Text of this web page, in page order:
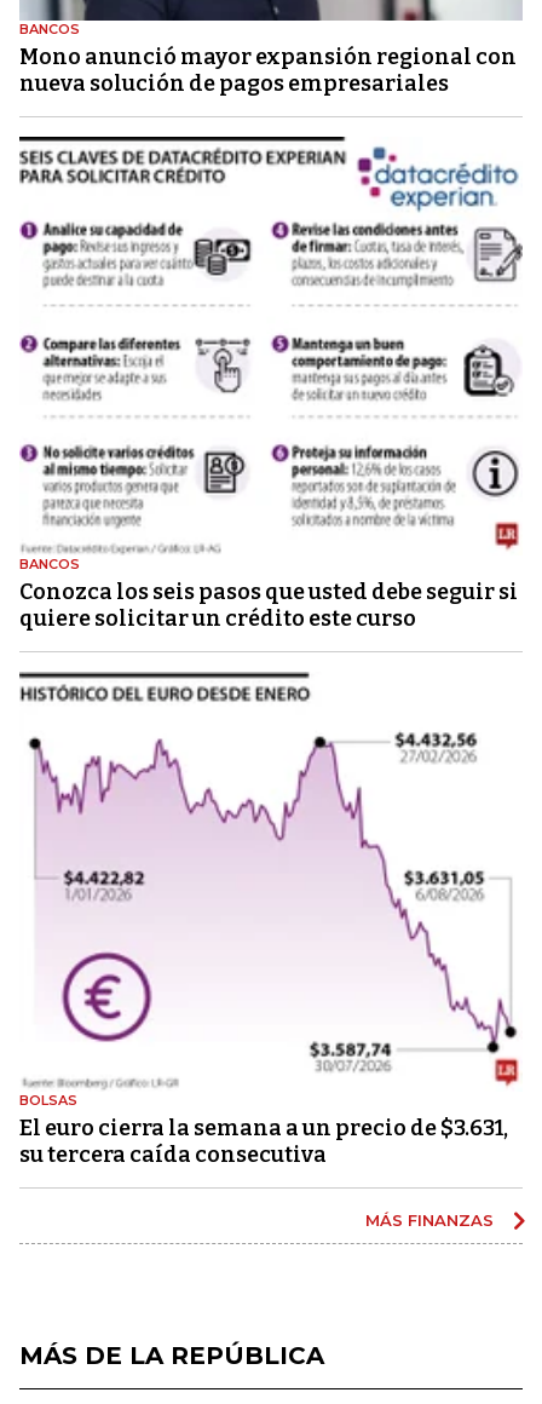
BANCOS
Mono anunció mayor expansión regional con
nueva solución de pagos empresariales
BANCOS
Conozca los seis pasos que usted debe seguir si
quiere solicitar un crédito este curso
BOLSAS
El euro cierra la semana a un precio de $3.631,
su tercera caída consecutiva
MÁS FINANZAS
MÁS DE LA REPÚBLICA